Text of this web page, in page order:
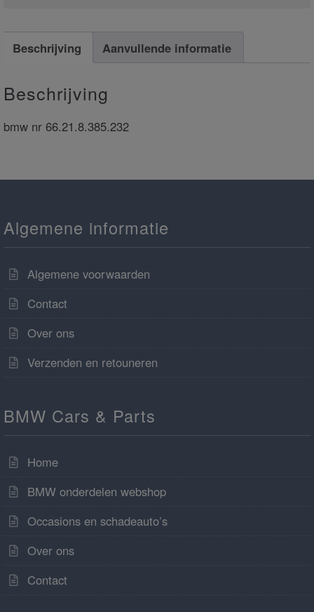
Beschrijving Aanvullende informatie
Beschrijving
bmw nr 66.21.8.385.232
Algemene informatie
Algemene voorwaarden
Contact
Over ons
Verzenden en retouneren
BMW Cars & Parts
Home
BMW onderdelen webshop
Occasions en schadeauto’s
Over ons
Contact